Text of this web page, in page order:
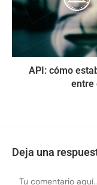
API: cómo
entre
Deja una